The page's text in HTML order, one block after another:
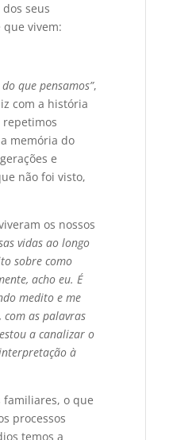
seus
vivem:
que pensamos”,
com a história
repetimos
memória do
e
não foi visto,
os nossos
vidas ao longo
sobre como
acho eu. É
medito e me
as palavras
a canalizar o
à
familiares, o que
processos
temos a